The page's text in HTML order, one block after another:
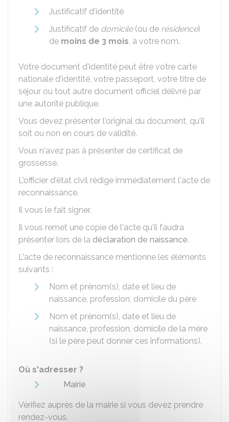
Justificatif d'identité
Justificatif de domicile(ou de résidence)
de moins de 3 mois, à votre nom.
Votre document d'identité peut être votre carte
nationale d'identité, votre passeport, votre titre de
séjour ou tout autre document officiel délivré par
une autorité publique.
Vous devez présenter l'original du document, qu'il
soit ou non en cours de validité.
Vous n'avez pas à présenter de certificat de
grossesse.
L'officier d'état civil rédige immédiatement l'acte de
reconnaissance.
Il vous le fait signer.
Il vous remet une copie de l'acte qu'il faudra
présenter lors de la déclaration de naissance.
L'acte de reconnaissance mentionne les éléments
suivants :
Nom et prénom(s), date et lieu de
naissance, profession, domicile du père
Nom et prénom(s), date et lieu de
naissance, profession, domicile de la mère
(si le père peut donner ces informations).
Où s'adresser ?
Mairie
Vérifiez auprès de la mairie si vous devez prendre
rendez-vous.